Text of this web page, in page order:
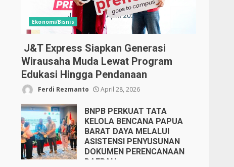
Ekonomi/Bisnis
J&T Express Siapkan Generasi
Wirausaha Muda Lewat Program
Edukasi Hingga Pendanaan
Ferdi Rezmanto April 28, 2026
BNPB PERKUAT TATA
KELOLA BENCANA PAPUA
BARAT DAYA MELALUI
ASISTENSI PENYUSUNAN
DOKUMEN PERENCANAAN
DAERAH